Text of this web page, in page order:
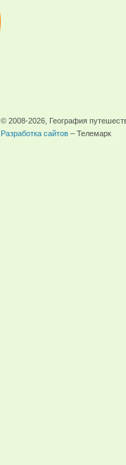
© 2008-2026, География
Разработка сайтов – Телемарк